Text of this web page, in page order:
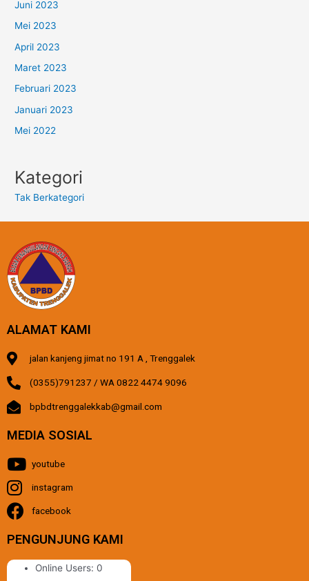
Juni 2023
Mei 2023
April 2023
Maret 2023
Februari 2023
Januari 2023
Mei 2022
Kategori
Tak Berkategori
ALAMAT KAMI
jalan kanjeng jimat no 191 A , Trenggalek
(0355)791237 / WA 0822 4474 9096
bpbdtrenggalekkab@gmail.com
MEDIA SOSIAL
youtube
instagram
facebook
PENGUNJUNG KAMI
Online Users:0